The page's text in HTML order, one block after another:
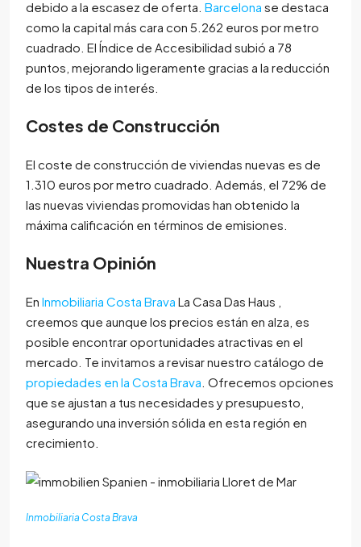
debido a la escasez de oferta. Barcelona se destaca
como la capital más cara con 5.262 euros por metro
cuadrado. El Índice de Accesibilidad subió a 78
puntos, mejorando ligeramente gracias a la reducción
de los tipos de interés.
Costes de Construcción
El coste de construcción de viviendas nuevas es de
1.310 euros por metro cuadrado. Además, el 72% de
las nuevas viviendas promovidas han obtenido la
máxima calificación en términos de emisiones.
Nuestra Opinión
En Inmobiliaria Costa Brava La Casa Das Haus ,
creemos que aunque los precios están en alza, es
posible encontrar oportunidades atractivas en el
mercado. Te invitamos a revisar nuestro catálogo de
propiedades en la Costa Brava . Ofrecemos opciones
que se ajustan a tus necesidades y presupuesto,
asegurando una inversión sólida en esta región en
crecimiento.
Inmobiliaria Costa Brava